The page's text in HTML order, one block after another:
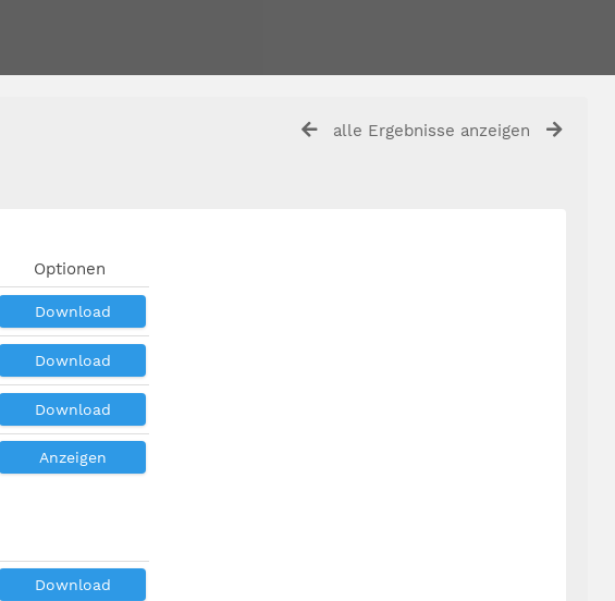
alle Ergebnisse anzeigen
Optionen
Download
Download
Download
Anzeigen
Download